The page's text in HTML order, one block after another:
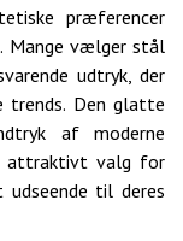
præferencer
Mange vælger stål
udtryk, der
trends. Den glatte
af moderne
attraktivt valg for
til deres